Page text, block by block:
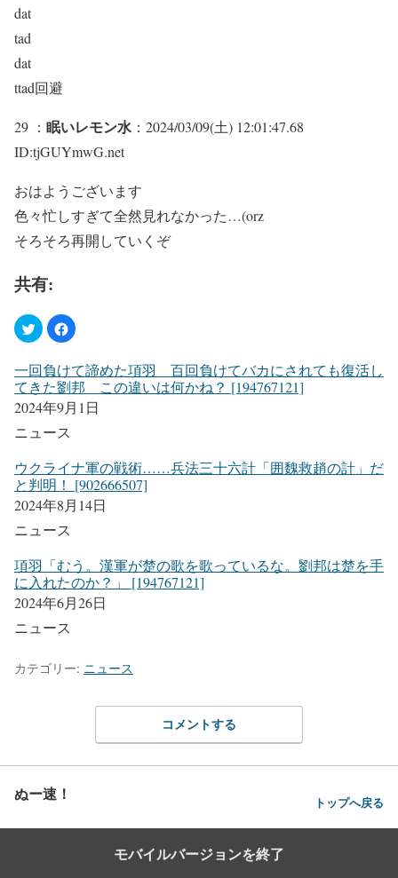
dat
tad
dat
ttad回避
29 ： 眠いレモン水 ：2024/03/09(土) 12:01:47.68
ID:tjGUYmwG.net
おはようございます
色々忙しすぎて全然見れなかった…(orz
そろそろ再開していくぞ
共有:
一回負けて諦めた項羽 百回負けてバカにされても復活し
てきた劉邦 この違いは何かね？ [194767121]
2024年9月1日
ニュース
ウクライナ軍の戦術……兵法三十六計「囲魏救趙の計」だ
と判明！ [902666507]
2024年8月14日
ニュース
項羽「むう。漢軍が楚の歌を歌っているな。劉邦は楚を手
に入れたのか？」 [194767121]
2024年6月26日
ニュース
カテゴリー: ニュース
コメントする
ぬー速！ トップへ戻る
モバイルバージョンを終了